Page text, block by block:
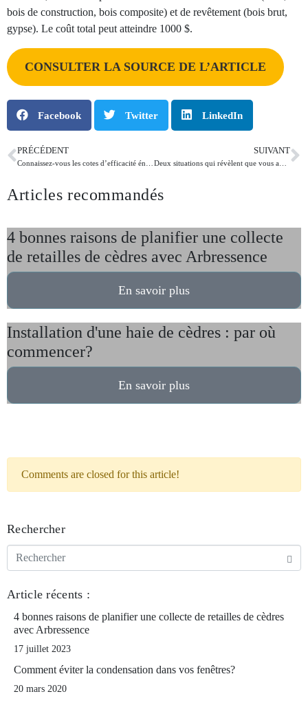
bois de construction, bois composite) et de revêtement (bois brut,
gypse). Le coût total peut atteindre 1000 $.
CONSULTER LA SOURCE DE L’ARTICLE
Facebook Twitter LinkedIn
PRÉCÉDENT SUIVANT
Deux situations qui révèlent que vous avez besoin d’un nouveau certificat de localisation
Articles recommandés
4 bonnes raisons de planifier une collecte
de retailles de cèdres avec Arbressence
En savoir plus
Installation d'une haie de cèdres : par où
commencer?
En savoir plus
Comments are closed for this article!
Rechercher
Article récents :
4 bonnes raisons de planifier une collecte de retailles de cèdres
avec Arbressence
17 juillet 2023
Comment éviter la condensation dans vos fenêtres?
20 mars 2020